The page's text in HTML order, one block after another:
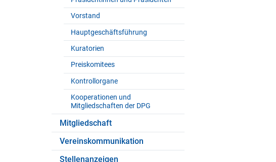
Vorstand
Hauptgeschäftsführung
Kuratorien
Preiskomitees
Kontrollorgane
Kooperationen und
Mitgliedschaften der DPG
Mitgliedschaft
Vereinskommunikation
Stellenanzeigen